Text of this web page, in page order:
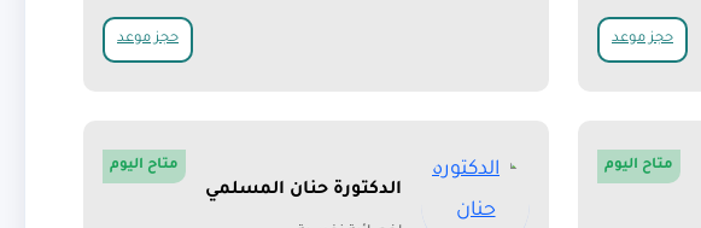
حجز موعد حجز موعد
متاح اليوم
الدكتورة حنان المسلمي
متاح اليوم